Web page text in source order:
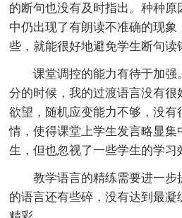
的断句也没有及时指出。种种原
中仍出现了有朗读不准确的现
些，就能很好地避免学生断句读
课堂调控的能力有待于加
分的时候，我的过渡语言没有很
欲望，随机应变能力不够，没有
情，使得课堂上学生发言略显集
生，但也忽视了一些学生的学习
教学语言的精练需要进一
的语言还有些碎，没有达到最凝